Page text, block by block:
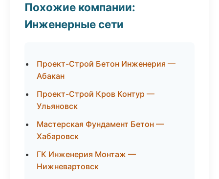
Похожие компании:
Инженерные сети
Проект-Строй Бетон Инженерия —
Абакан
Проект-Строй Кров Контур —
Ульяновск
Мастерская Фундамент Бетон —
Хабаровск
ГК Инженерия Монтаж —
Нижневартовск